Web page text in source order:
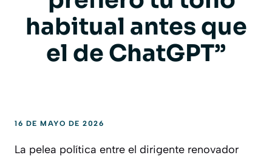
habitual antes que
el de ChatGPT”
16 DE MAYO DE 2026
La pelea política entre el dirigente renovador